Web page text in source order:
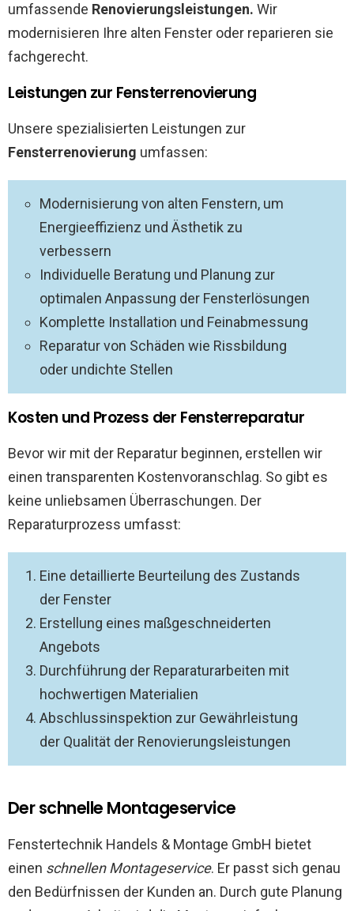
umfassende Renovierungsleistungen. Wir
modernisieren Ihre alten Fenster oder reparieren sie
fachgerecht.
Leistungen zur Fensterrenovierung
Unsere spezialisierten Leistungen zur
Fensterrenovierung umfassen:
Modernisierung von alten Fenstern, um
Energieeffizienz und Ästhetik zu
verbessern
Individuelle Beratung und Planung zur
optimalen Anpassung der Fensterlösungen
Komplette Installation und Feinabmessung
Reparatur von Schäden wie Rissbildung
oder undichte Stellen
Kosten und Prozess der Fensterreparatur
Bevor wir mit der Reparatur beginnen, erstellen wir
einen transparenten Kostenvoranschlag. So gibt es
keine unliebsamen Überraschungen. Der
Reparaturprozess umfasst:
Eine detaillierte Beurteilung des Zustands
der Fenster
Erstellung eines maßgeschneiderten
Angebots
Durchführung der Reparaturarbeiten mit
hochwertigen Materialien
Abschlussinspektion zur Gewährleistung
der Qualität der Renovierungsleistungen
Der schnelle Montageservice
Fenstertechnik Handels & Montage GmbH bietet
einen schnellen Montageservice. Er passt sich genau
den Bedürfnissen der Kunden an. Durch gute Planung